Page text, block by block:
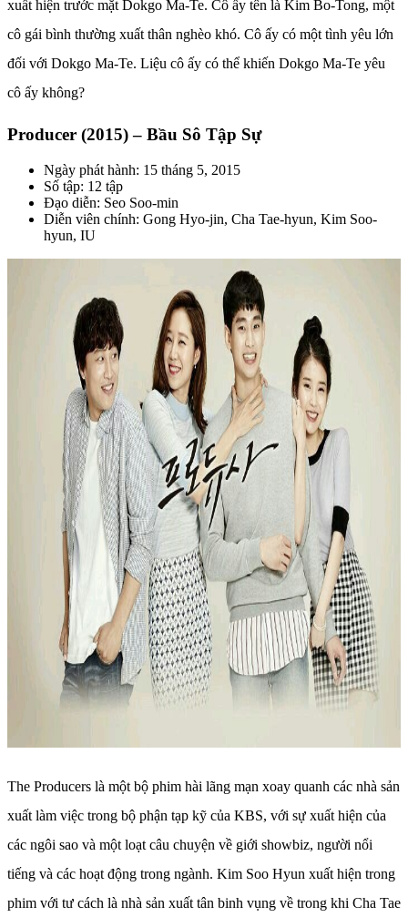
xuất hiện trước mặt Dokgo Ma-Te. Cô ấy tên là Kim Bo-Tong, một
cô gái bình thường xuất thân nghèo khó. Cô ấy có một tình yêu lớn
đối với Dokgo Ma-Te. Liệu cô ấy có thể khiến Dokgo Ma-Te yêu
cô ấy không?
Producer (2015) – Bầu Sô Tập Sự
Ngày phát hành: 15 tháng 5, 2015
Số tập: 12 tập
Đạo diễn: Seo Soo-min
Diễn viên chính: Gong Hyo-jin, Cha Tae-hyun, Kim Soo-
hyun, IU
The Producers là một bộ phim hài lãng mạn xoay quanh các nhà sản
xuất làm việc trong bộ phận tạp kỹ của KBS, với sự xuất hiện của
các ngôi sao và một loạt câu chuyện về giới showbiz, người nổi
tiếng và các hoạt động trong ngành. Kim Soo Hyun xuất hiện trong
phim với tư cách là nhà sản xuất tân binh vụng về trong khi Cha Tae